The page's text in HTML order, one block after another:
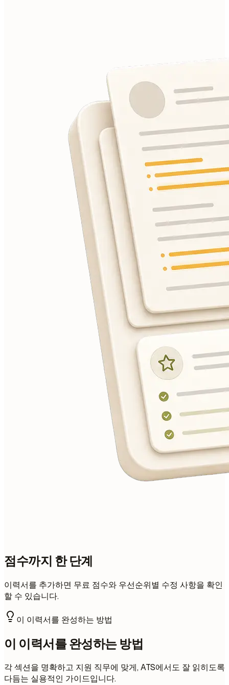
점수까지 한 단계
이력서를 추가하면 무료 점수와 우선순위별 수정 사항을 확인
할 수 있습니다.
이 이력서를 완성하는 방법
이 이력서를 완성하는 방법
각 섹션을 명확하고 지원 직무에 맞게, ATS에서도 잘 읽히도록
다듬는 실용적인 가이드입니다.